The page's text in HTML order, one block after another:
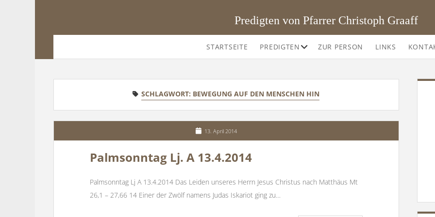
Predigten von Pfarrer Christoph Graaff
STARTSEITE PREDIGTEN OffeneZUR PERSON LINKS
SCHLAGWORT: BEWEGUNG AUF DEN MENSCHEN HIN
13. April 2014
Palmsonntag Lj. A 13.4.2014
Palmsonntag Lj A 13.4.2014 Das Leiden unseres Herrn Jesus Christus nach Matthäus Mt
26,1 – 27,66 14 Einer der Zwölf namens Judas Iskariot ging zu…